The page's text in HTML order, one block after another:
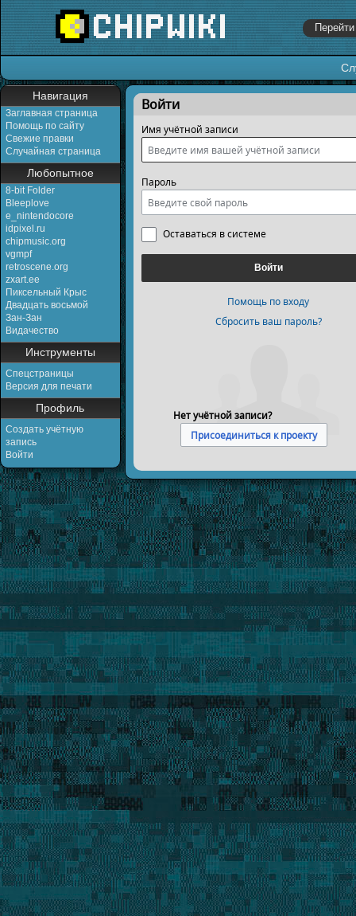
Навигация
Заглавная страница
Помощь по сайту
Свежие правки
Случайная страница
Любопытное
8-bit Folder
Bleeplove
e_nintendocore
idpixel.ru
chipmusic.org
vgmpf
retroscene.org
zxart.ee
Пиксельный Крыс
Двадцать восьмой
Зан-Зан
Видачество
Инструменты
Спецстраницы
Версия для печати
Профиль
Создать учётную
запись
Войти
Перейти к:навигация,поиск
Войти
Имя учётной записи
Пароль
Оставаться в системе
Войти
Помощь по входу
Сбросить ваш пароль?
Нет учётной записи?
Присоединиться к проекту